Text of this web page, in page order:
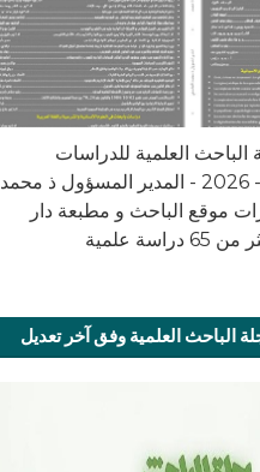
مجلة الباحث العلمية للدراسات
والأبحاث - غشت - 2026 - المدير المسؤول ذ محمد
موقع الباحث و مطبعة دار
علمية
الباحث العلمية وفق آخر تعديل